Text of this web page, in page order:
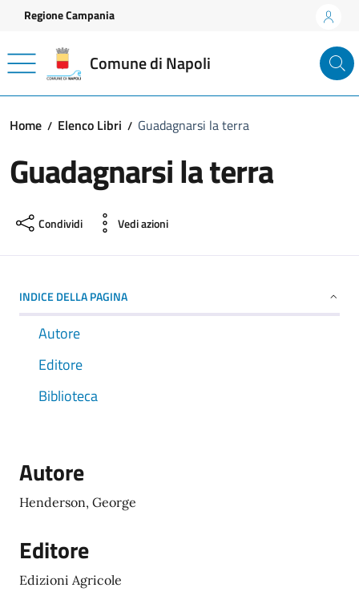
Vai ai contenuti
Vai al footer
Regione Campania
Comune di Napoli
Home Elenco Libri Guadagnarsi la terra
Guadagnarsi la terra
Condividi Vedi azioni
INDICE DELLA PAGINA
Autore
Editore
Biblioteca
Autore
Henderson, George
Editore
Edizioni Agricole